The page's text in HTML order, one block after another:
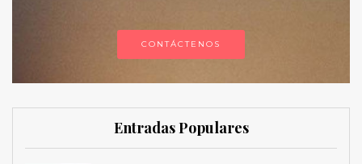
CONTÁCTENOS
Entradas Populares